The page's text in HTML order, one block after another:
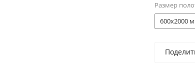
Размер
600x2000